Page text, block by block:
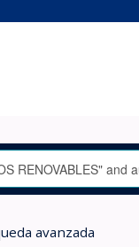
avanzada